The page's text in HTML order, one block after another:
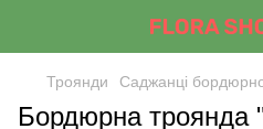
Троянди Саджанці
Бордюрна троянда